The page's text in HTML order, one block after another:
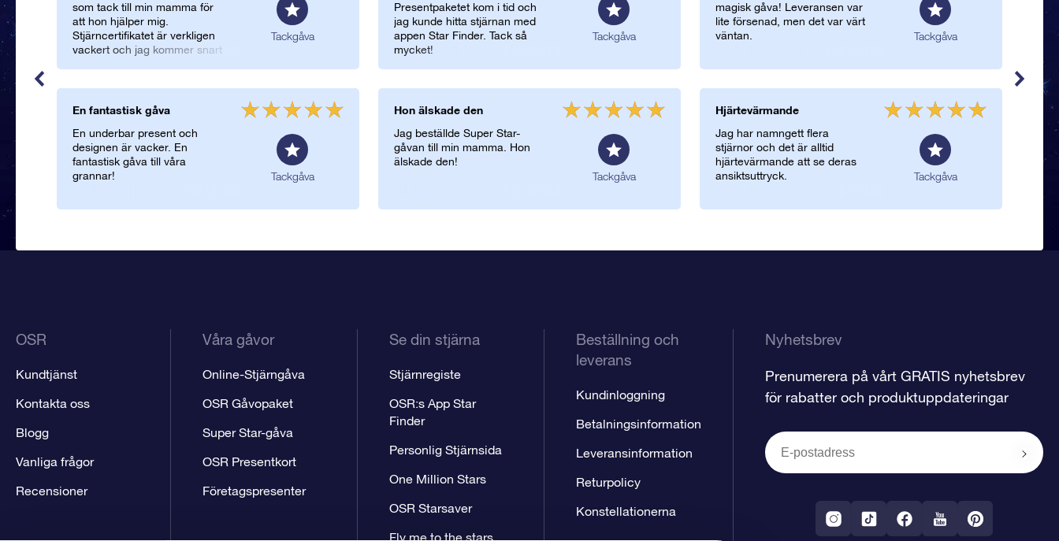
som tack till min mamma för
att hon hjälper mig.
Stjärncertifikatet är verkligen
vackert och jag kommer snart
Tackgåva
En fantastisk gåva
En underbar present och
designen är vacker. En
fantastisk gåva till våra
grannar!
Tackgåva
Presentpaketet kom i tid och
jag kunde hitta stjärnan med
appen Star Finder. Tack så
mycket!
Tackgåva
Hon älskade den
Jag beställde Super Star-
gåvan till min mamma. Hon
älskade den!
Tackgåva
magisk gåva! Leveransen var
lite försenad, men det var värt
väntan.
Tackgåva
Hjärtevärmande
Jag har namngett flera
stjärnor och det är alltid
hjärtevärmande att se deras
ansiktsuttryck.
Tackgåva
OSR
Kundtjänst
Kontakta oss
Blogg
Vanliga frågor
Recensioner
Våra gåvor
Online-Stjärngåva
OSR Gåvopaket
Super Star-gåva
OSR Presentkort
Företagspresenter
Se din stjärna
Stjärnregiste
OSR:s App Star
Finder
Personlig Stjärnsida
One Million Stars
OSR Starsaver
Fly me to the stars
Beställning och
leverans
Kundinloggning
Betalningsinformation
Leveransinformation
Returpolicy
Konstellationerna
Nyhetsbrev
Prenumerera på vårt GRATIS nyhetsbrev
för rabatter och produktuppdateringar